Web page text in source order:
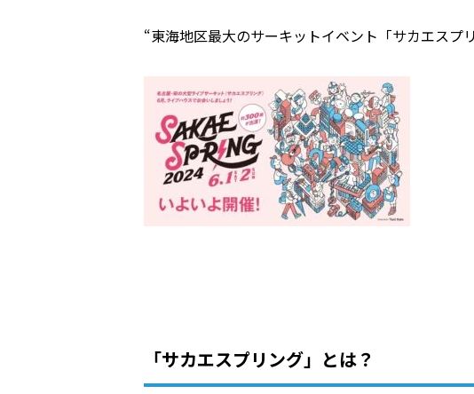
“東海地区最大のサーキットイベント「サカエスプ
「サカエスプリング」とは？